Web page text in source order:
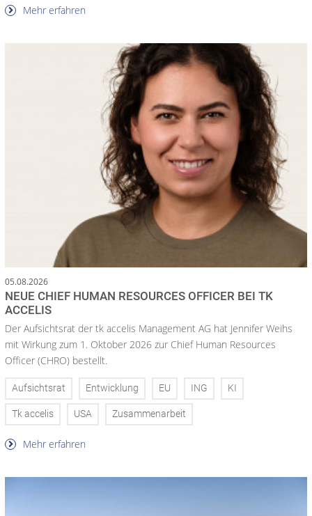
Mehr erfahren
05.08.2026
NEUE CHIEF HUMAN RESOURCES OFFICER BEI TK
ACCELIS
Der Aufsichtsrat der tk accelis Management AG hat Jennifer Weihs
mit Wirkung zum 1. Oktober 2026 zur Chief Human Resources
Officer (CHRO) bestellt.
Aufsichtsrat Entwicklung EU ING KI
Tk accelis USA Zusammenarbeit
Mehr erfahren